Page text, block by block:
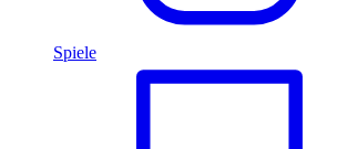
Spiele